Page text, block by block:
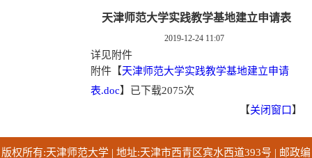
天津师范大学实践教学基地建立申请表
2019-12-24 11:07
详见附件
附件【天津师范大学实践教学基地建立申请
表.doc】 已下载2075次
【关闭窗口 】
版权所有:天津师范大学 | 地址:天津市西青区宾水西道393号 | 邮政编